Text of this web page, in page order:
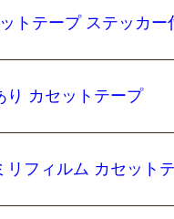
トテープ ステッカー
り カセットテープ
フィルム カセット